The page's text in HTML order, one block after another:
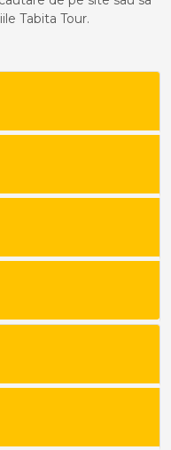
Tabita Tour.